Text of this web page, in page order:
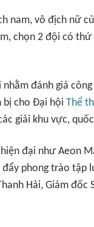
nam, vô địch nữ
chọn 2 đội có thứ
đánh giá
bị cho Đại hội Thể
giải khu vực,
đại như Aeon
phong trào tập
Hải, Giám đốc